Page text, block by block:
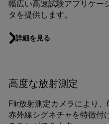
幅広い高速試験アプリケー
タを提供します。
詳細を見る
高度な放射測定
Flir放射測定カメラにより、
赤外線シグネチャを特徴付